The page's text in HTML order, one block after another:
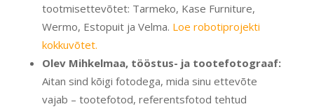
tootmisettevõtet: Tarmeko, Kase Furniture,
Wermo, Estopuit ja Velma. Loe robotiprojekti
kokkuvõtet.
Olev Mihkelmaa, tööstus- ja tootefotograaf:
Aitan sind kõigi fotodega, mida sinu ettevõte
vajab – tootefotod, referentsfotod tehtud